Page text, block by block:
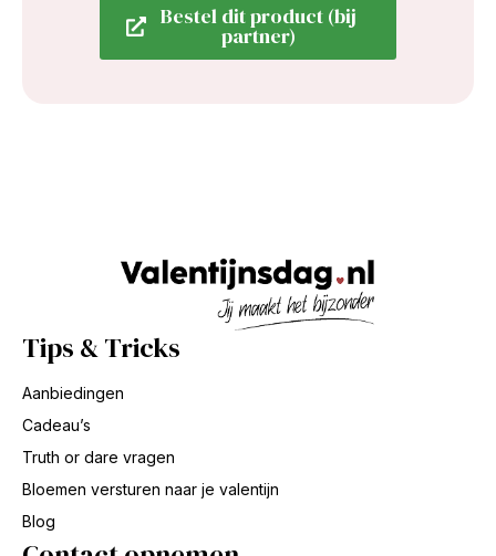
Bestel dit product (bij
partner)
Tips & Tricks
Aanbiedingen
Cadeau’s
Truth or dare vragen
Bloemen versturen naar je valentijn
Blog